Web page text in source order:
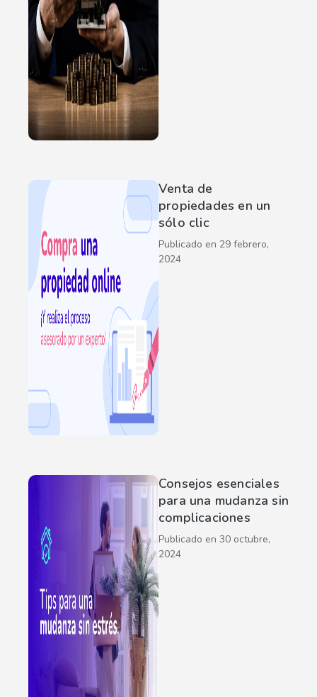
Venta de
propiedades en un
sólo clic
Publicado en 29 febrero,
2024
Consejos esenciales
para una mudanza sin
complicaciones
Publicado en 30 octubre,
2024